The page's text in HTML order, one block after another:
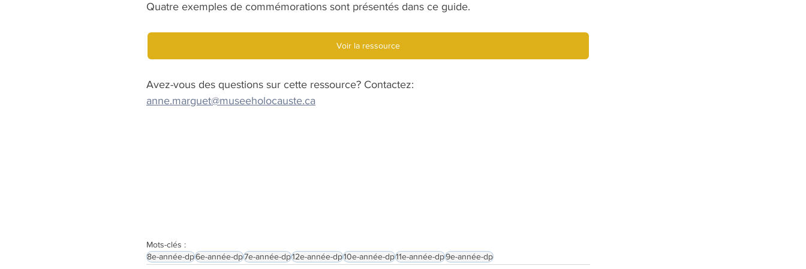
Quatre exemples de commémorations sont présentés dans ce guide.
Voir la ressource
Avez-vous des questions sur cette ressource? Contactez:
anne.marguet@museeholocauste.ca
Mots-clés :
8e-année-dp6e-année-dp7e-année-dp12e-année-dp10e-année-dp11e-année-dp9e-année-dp